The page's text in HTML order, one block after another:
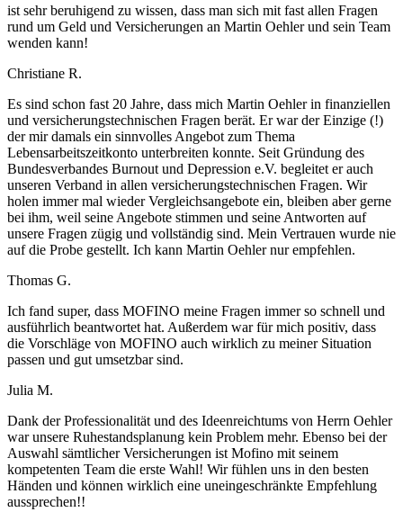
ist sehr beruhigend zu wissen, dass man sich mit fast allen Fragen
rund um Geld und Versicherungen an Martin Oehler und sein Team
wenden kann!
Christiane R.
Es sind schon fast 20 Jahre, dass mich Martin Oehler in finanziellen
und versicherungstechnischen Fragen berät. Er war der Einzige (!)
der mir damals ein sinnvolles Angebot zum Thema
Lebensarbeitszeitkonto unterbreiten konnte. Seit Gründung des
Bundesverbandes Burnout und Depression e.V. begleitet er auch
unseren Verband in allen versicherungstechnischen Fragen. Wir
holen immer mal wieder Vergleichsangebote ein, bleiben aber gerne
bei ihm, weil seine Angebote stimmen und seine Antworten auf
unsere Fragen zügig und vollständig sind. Mein Vertrauen wurde nie
auf die Probe gestellt. Ich kann Martin Oehler nur empfehlen.
Thomas G.
Ich fand super, dass MOFINO meine Fragen immer so schnell und
ausführlich beantwortet hat. Außerdem war für mich positiv, dass
die Vorschläge von MOFINO auch wirklich zu meiner Situation
passen und gut umsetzbar sind.
Julia M.
Dank der Professionalität und des Ideenreichtums von Herrn Oehler
war unsere Ruhestandsplanung kein Problem mehr. Ebenso bei der
Auswahl sämtlicher Versicherungen ist Mofino mit seinem
kompetenten Team die erste Wahl! Wir fühlen uns in den besten
Händen und können wirklich eine uneingeschränkte Empfehlung
aussprechen!!